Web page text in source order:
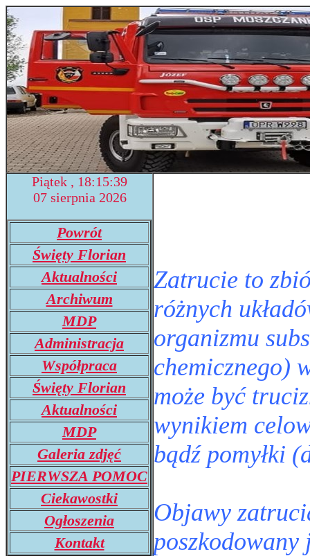
Piątek , 18:15:40
07 sierpnia 2026
Powrót
Święty Florian
Aktualności
Archiwum
MDP
Administracja
Współpraca
Święty Florian
Aktualności
MDP
Galeria zdjęć
PIERWSZA POMOC
Ciekawostki
Ogłoszenia
Kontakt
Zatrucie to
różnych
organizmu
chemicznego)
może być
wynikiem
bądź pomyłki
Objawy
poszkodowany